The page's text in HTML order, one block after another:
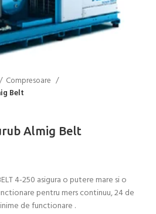
Compresoare
Belt
Almig Belt
4-250 asigura o putere mare si o
pentru mers continuu, 24 de
de functionare .